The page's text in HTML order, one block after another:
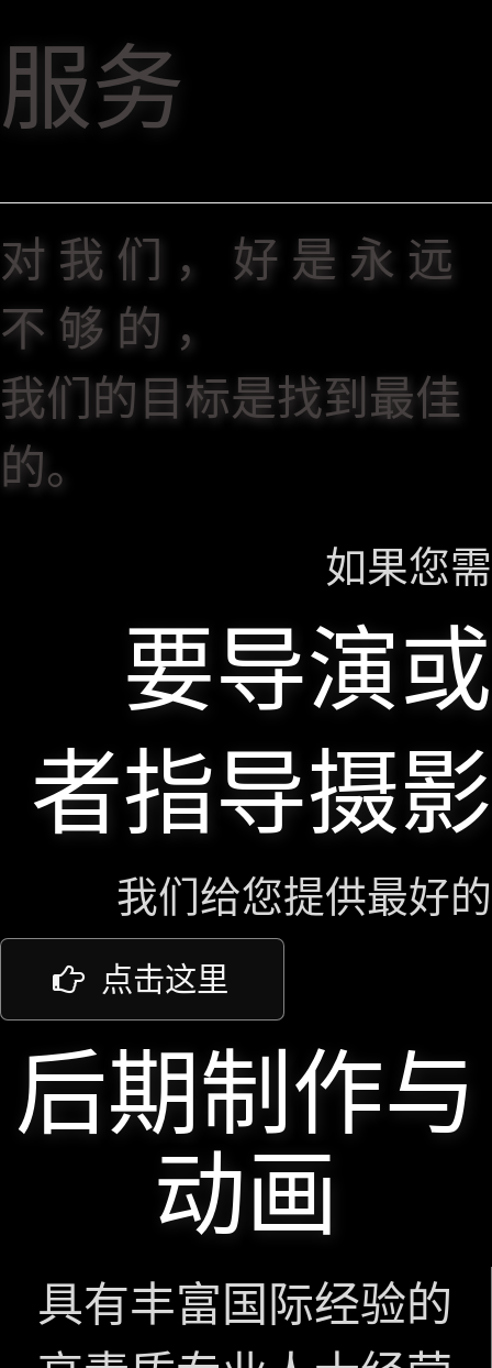
服务
对 我 们 ， 好 是 永 远
不 够 的 ，
我们的目标是找到最佳
的。
如果您需
要导演或
者指导摄影
我们给您提供最好的
点击这里
后期制作与
动画
具有丰富国际经验的